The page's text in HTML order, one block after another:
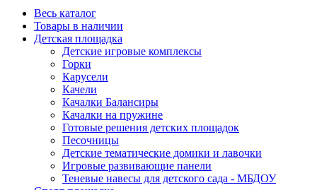
Весь каталог
Товары в наличии
Детская площадка
Детские игровые комплексы
Горки
Карусели
Качели
Качалки Балансиры
Качалки на пружине
Готовые решения детских площадок
Песочницы
Детские тематические домики и лавочки
Игровые развивающие панели
Теневые навесы для детского сада - МБДОУ